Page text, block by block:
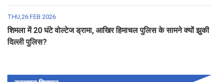
THU,26 FEB 2026
शिमला में 20 घंटे वोल्टेज ड्रामा, आखिर हिमाचल पुलिस के सामने क्यों झुकी
दिल्ली पुलिस?